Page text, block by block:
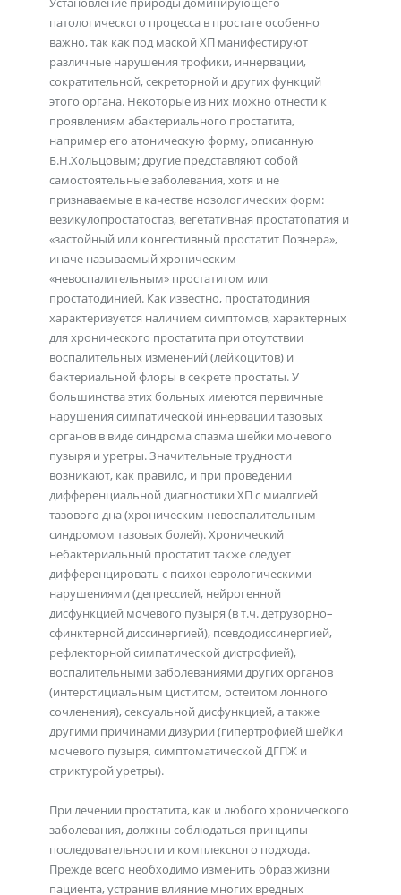
патологического процесса в простате особенно
важно, так как под маской ХП манифестируют
различные нарушения трофики, иннервации,
сократительной, секреторной и других функций
этого органа. Некоторые из них можно отнести к
проявлениям абактериального простатита,
например его атоническую форму, описанную
Б.Н.Хольцовым; другие представляют собой
самостоятельные заболевания, хотя и не
признаваемые в качестве нозологических форм:
везикулопростатостаз, вегетативная простатопатия и
«застойный или конгестивный простатит Познера»,
иначе называемый хроническим
«невоспалительным» простатитом или
простатодинией. Как известно, простатодиния
характеризуется наличием симптомов, характерных
для хронического простатита при отсутствии
воспалительных изменений (лейкоцитов) и
бактериальной флоры в секрете простаты. У
большинства этих больных имеются первичные
нарушения симпатической иннервации тазовых
органов в виде синдрома спазма шейки мочевого
пузыря и уретры. Значительные трудности
возникают, как правило, и при проведении
дифференциальной диагностики ХП с миалгией
тазового дна (хроническим невоспалительным
синдромом тазовых болей). Хронический
небактериальный простатит также следует
дифференцировать с психоневрологическими
нарушениями (депрессией, нейрогенной
дисфункцией мочевого пузыря (в т.ч. детрузорно–
сфинктерной диссинергией), псевдодиссинергией,
рефлекторной симпатической дистрофией),
воспалительными заболеваниями других органов
(интерстициальным циститом, остеитом лонного
сочленения), сексуальной дисфункцией, а также
другими причинами дизурии (гипертрофией шейки
мочевого пузыря, симптоматической ДГПЖ и
стриктурой уретры).
При лечении простатита, как и любого хронического
заболевания, должны соблюдаться принципы
последовательности и комплексного подхода.
Прежде всего необходимо изменить образ жизни
пациента, устранив влияние многих вредных